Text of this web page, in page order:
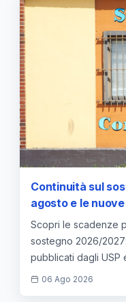
Continuità sul
agosto e le
Scopri le scadenze
sostegno 2026/
pubblicati dagli USP
novità.
06 Ago 2026